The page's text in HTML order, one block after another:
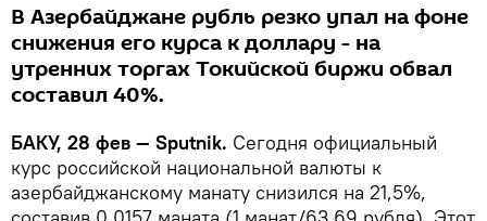
В Азербайджане рубль резко упал на фоне
снижения его курса к доллару - на
утренних торгах Токийской биржи обвал
составил 40%.
БАКУ, 28 фев — Sputnik. Сегодня официальный
курс российской национальной валюты к
азербайджанскому манату снизился на 21,5%,